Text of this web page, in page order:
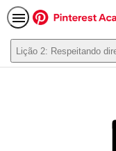
Lição 2: Respeitando